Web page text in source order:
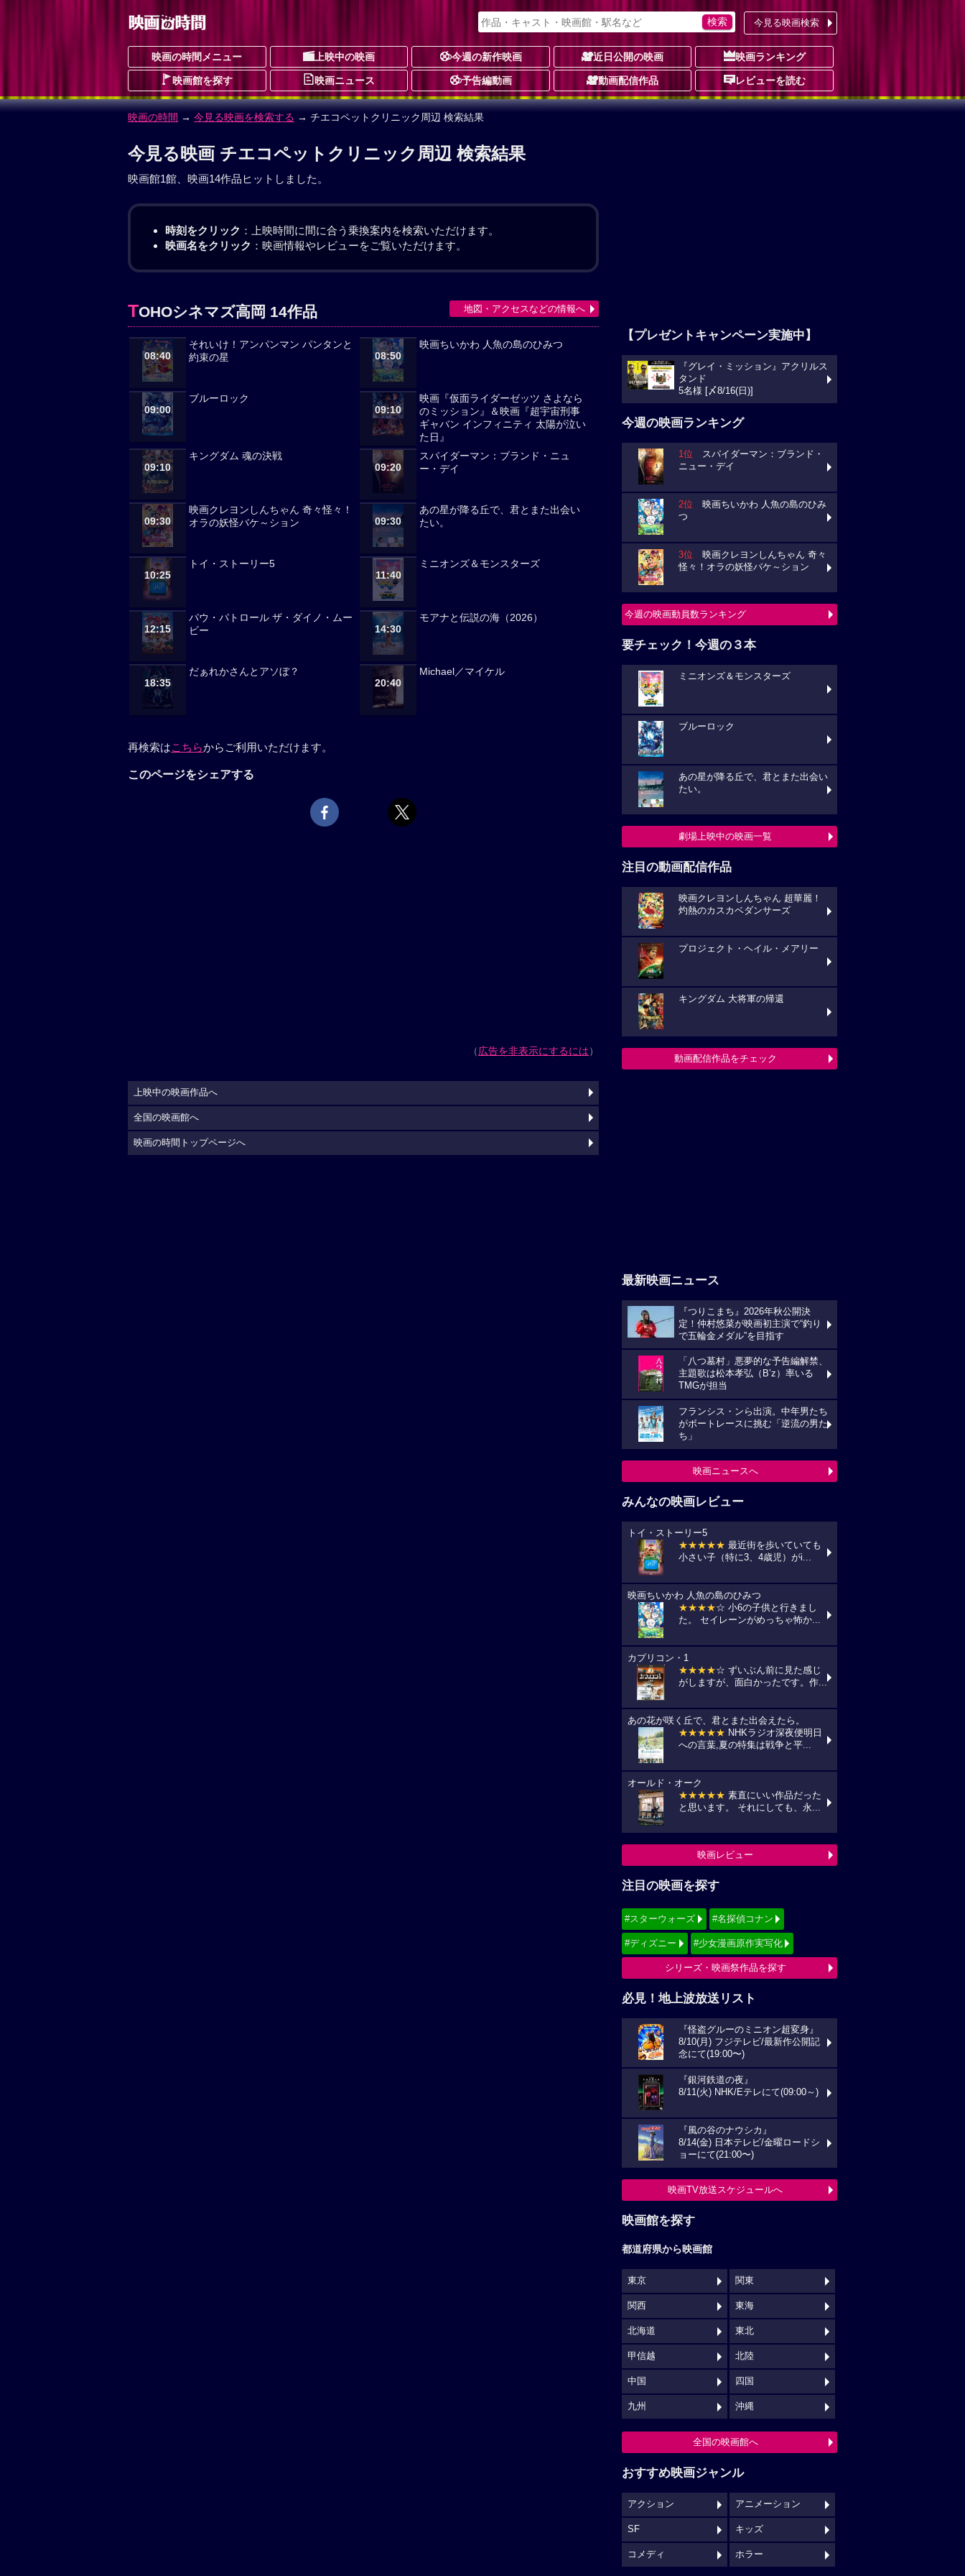
今見る映画検索
映画の時間メニュー 上映中の映画 今週の新作映画 近日公開の映画 映画ランキング
映画館を探す 映画ニュース 予告編動画 動画配信作品 レビューを読む
映画の時間 → 今見る映画を検索する → チエコペットクリニック周辺 検索結果
今見る映画 チエコペットクリニック周辺 検索結果
映画館1館、映画14作品ヒットしました。
時刻をクリック ：上映時間に間に合う乗換案内を検索いただけます。
映画名をクリック ：映画情報やレビューをご覧いただけます。
TOHOシネマズ高岡 14作品
08:40
それいけ！アンパンマン パンタンと
約束の星
08:50
映画ちいかわ 人魚の島のひみつ
09:00
ブルーロック
09:10
映画『仮面ライダーゼッツ さよなら
のミッション』＆映画『超宇宙刑事
ギャバン インフィニティ 太陽が泣い
た日』
09:10
キングダム 魂の決戦
09:20
スパイダーマン：ブランド・ニュ
ー・デイ
09:30
映画クレヨンしんちゃん 奇々怪々！
オラの妖怪バケ～ション
09:30
あの星が降る丘で、君とまた出会い
たい。
10:25
トイ・ストーリー5
11:40
ミニオンズ＆モンスターズ
12:15
パウ・パトロール ザ・ダイノ・ムー
ビー
14:30
モアナと伝説の海（2026）
18:35
だぁれかさんとアソぼ？
20:40
Michael／マイケル
地図・アクセスなどの情報へ
再検索はこちらからご利用いただけます。
このページをシェアする
（広告を非表示にするには）
【プレゼントキャンペーン実施中】
『グレイ・ミッション』アクリルス
タンド
5名様 [〆8/16(日)]
今週の映画ランキング
1位 スパイダーマン：ブランド・
ニュー・デイ
2位 映画ちいかわ 人魚の島のひみ
つ
3位 映画クレヨンしんちゃん 奇々
怪々！オラの妖怪バケ～ション
今週の映画動員数ランキング
要チェック！今週の３本
ミニオンズ＆モンスターズ
ブルーロック
あの星が降る丘で、君とまた出会い
たい。
劇場上映中の映画一覧
注目の動画配信作品
映画クレヨンしんちゃん 超華麗！
灼熱のカスカベダンサーズ
プロジェクト・ヘイル・メアリー
キングダム 大将軍の帰還
動画配信作品をチェック
最新映画ニュース
『つりこまち』2026年秋公開決
定！仲村悠菜が映画初主演で“釣り
で五輪金メダル”を目指す
「八つ墓村」悪夢的な予告編解禁、
主題歌は松本孝弘（B’z）率いる
TMGが担当
フランシス・ンら出演。中年男たち
がボートレースに挑む「逆流の男た
ち」
映画ニュースへ
みんなの映画レビュー
トイ・ストーリー5
★★★★★ 最近街を歩いていても
小さい子（特に3、4歳児）がi...
映画ちいかわ 人魚の島のひみつ
★★★★☆ 小6の子供と行きまし
た。 セイレーンがめっちゃ怖か...
カプリコン・1
★★★★☆ ずいぶん前に見た感じ
がしますが、面白かったです。作...
あの花が咲く丘で、君とまた出会えたら。
★★★★★ NHKラジオ深夜便明日
への言葉,夏の特集は戦争と平...
オールド・オーク
★★★★★ 素直にいい作品だった
と思います。 それにしても、永...
映画レビュー
注目の映画を探す
#スターウォーズ #名探偵コナン
#ディズニー #少女漫画原作実写化
シリーズ・映画祭作品を探す
必見！地上波放送リスト
『怪盗グルーのミニオン超変身』
8/10(月) フジテレビ/最新作公開記
念にて(19:00〜)
『銀河鉄道の夜』
8/11(火) NHK/Eテレにて(09:00～)
『風の谷のナウシカ』
8/14(金) 日本テレビ/金曜ロードシ
ョーにて(21:00〜)
映画TV放送スケジュールへ
映画館を探す
都道府県から映画館
東京 関東
関西 東海
北海道 東北
甲信越 北陸
中国 四国
九州 沖縄
全国の映画館へ
おすすめ映画ジャンル
アクション アニメーション
SF キッズ
コメディ ホラー
上映中の映画作品へ
全国の映画館へ
映画の時間トップページへ